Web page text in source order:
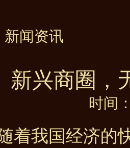
新闻资讯
新兴商圈，
时间
着我国经济的